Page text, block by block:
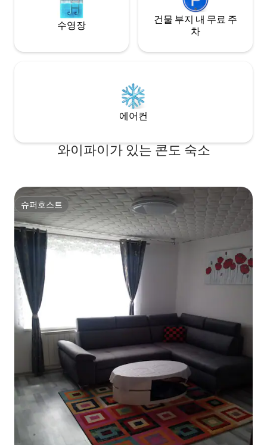
수영장
건물 부지 내 무료 주
차
에어컨
와이파이가 있는 콘도 숙소
슈퍼호스트
슈퍼호스트